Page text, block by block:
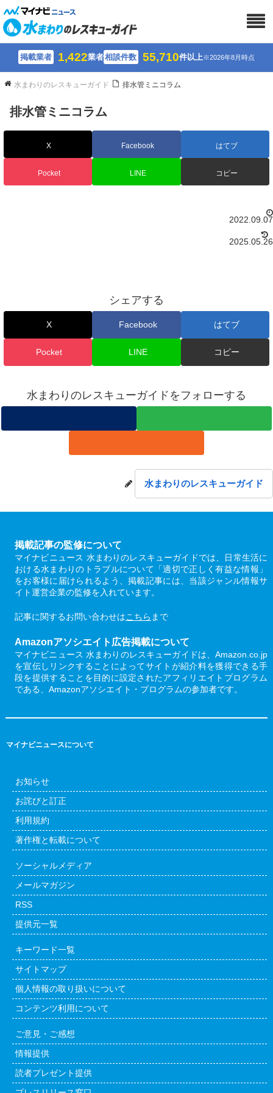
掲載業者 1,422業者相談件数 55,710件以上※2026年8月時点
水まわりのレスキューガイド 排水管ミニコラム
排水管ミニコラム
X Facebook はてブ
Pocket LINE コピー
2022.09.07
2025.05.26
シェアする
X Facebook はてブ
Pocket LINE コピー
水まわりのレスキューガイドをフォローする
水まわりのレスキューガイド
掲載記事の監修について
マイナビニュース 水まわりのレスキューガイドでは、日常生活に
おける水まわりのトラブルについて「適切で正しく有益な情報」
をお客様に届けられるよう、掲載記事には、当該ジャンル情報サ
イト運営企業の監修を入れています。
記事に関するお問い合わせはこちら まで
Amazonアソシエイト広告掲載について
マイナビニュース 水まわりのレスキューガイドは、Amazon.co.jp
を宣伝しリンクすることによってサイトが紹介料を獲得できる手
段を提供することを目的に設定されたアフィリエイトプログラム
である、Amazonアソシエイト・プログラムの参加者です。
マイナビニュースについて
お知らせ
お詫びと訂正
利用規約
著作権と転載について
ソーシャルメディア
メールマガジン
RSS
提供元一覧
キーワード一覧
サイトマップ
個人情報の取り扱いについて
コンテンツ利用について
ご意見・ご感想
情報提供
読者プレゼント提供